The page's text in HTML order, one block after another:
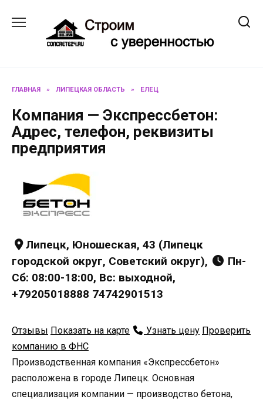
содержанию
ГЛАВНАЯ » ЛИПЕЦКАЯ ОБЛАСТЬ » ЕЛЕЦ
Компания — Экспрессбетон:
Адрес, телефон, реквизиты
предприятия
Липецк, Юношеская, 43 (Липецк
городской округ, Советский округ),
Пн-
Сб: 08:00-18:00, Вс: выходной,
+79205018888 74742901513
Отзывы Показать на карте Узнать цену Проверить
компанию в ФНС
Производственная компания «Экспрессбетон»
расположена в городе Липецк. Основная
специализация компании — производство бетона,